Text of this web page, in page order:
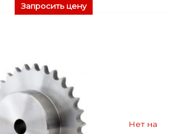
Запросить цену
Нет на